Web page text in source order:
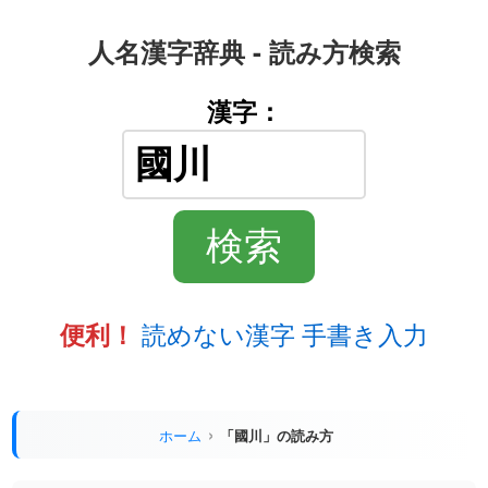
人名漢字辞典 - 読み方検索
漢字：
便利！ 読めない漢字 手書き入力
ホーム 「國川」の読み方